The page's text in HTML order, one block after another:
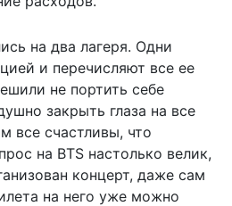
на два лагеря. Одни
и перечисляют все ее
не портить себе
закрыть глаза на все
все счастливы, что
на BTS настолько велик,
концерт, даже сам
на него уже можно